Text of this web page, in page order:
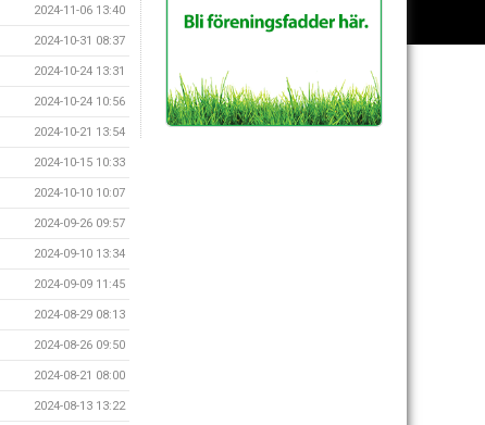
2024-11-06 13:40
2024-10-31 08:37
2024-10-24 13:31
2024-10-24 10:56
2024-10-21 13:54
2024-10-15 10:33
2024-10-10 10:07
2024-09-26 09:57
2024-09-10 13:34
2024-09-09 11:45
2024-08-29 08:13
2024-08-26 09:50
2024-08-21 08:00
2024-08-13 13:22